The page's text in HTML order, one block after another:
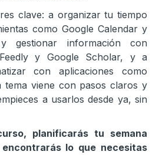
clave: a organizar tu tiempo
como Google Calendar y
gestionar información con
y Google Scholar, y a
con aplicaciones como
tema viene con pasos claros y
a usarlos desde ya, sin
planificarás tu semana
lo que necesitas